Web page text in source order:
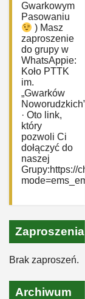
Gwarkowym
Pasowaniu
) Masz
zaproszenie
do grupy w
WhatsAppie:
‎Koło PTTK
im.
„Gwarków
· Oto link,
który
pozwoli Ci
dołączyć do
naszej
Grupy:https://
Zaproszenia
Brak zaproszeń.
Archiwum